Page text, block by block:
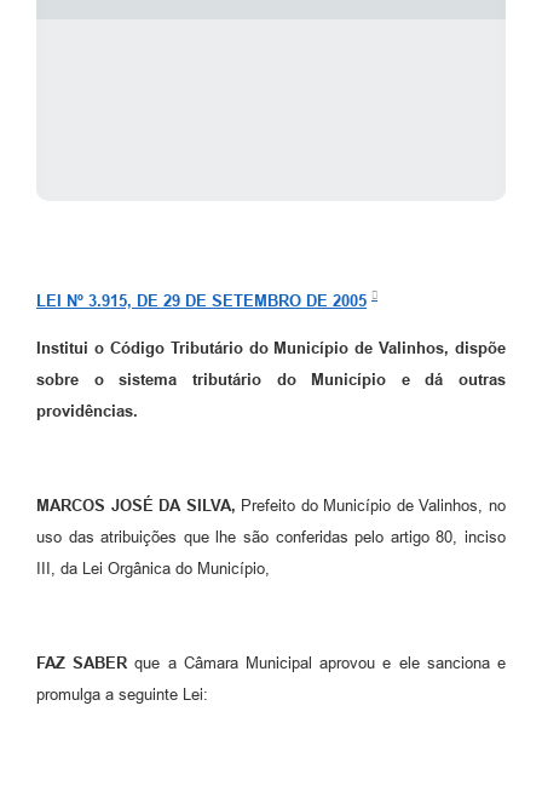
LEI Nº 3.915, DE 29 DE SETEMBRO DE 2005
Institui o Código Tributário do Município de Valinhos, dispõe
sobre o sistema tributário do Município e dá outras
providências.
MARCOS JOSÉ DA SILVA, Prefeito do Município de Valinhos, no
uso das atribuições que lhe são conferidas pelo artigo 80, inciso
III, da Lei Orgânica do Município,
FAZ SABER que a Câmara Municipal aprovou e ele sanciona e
promulga a seguinte Lei: